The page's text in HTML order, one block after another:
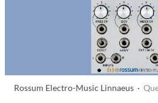
Rossum Electro-Music Linnaeus ·